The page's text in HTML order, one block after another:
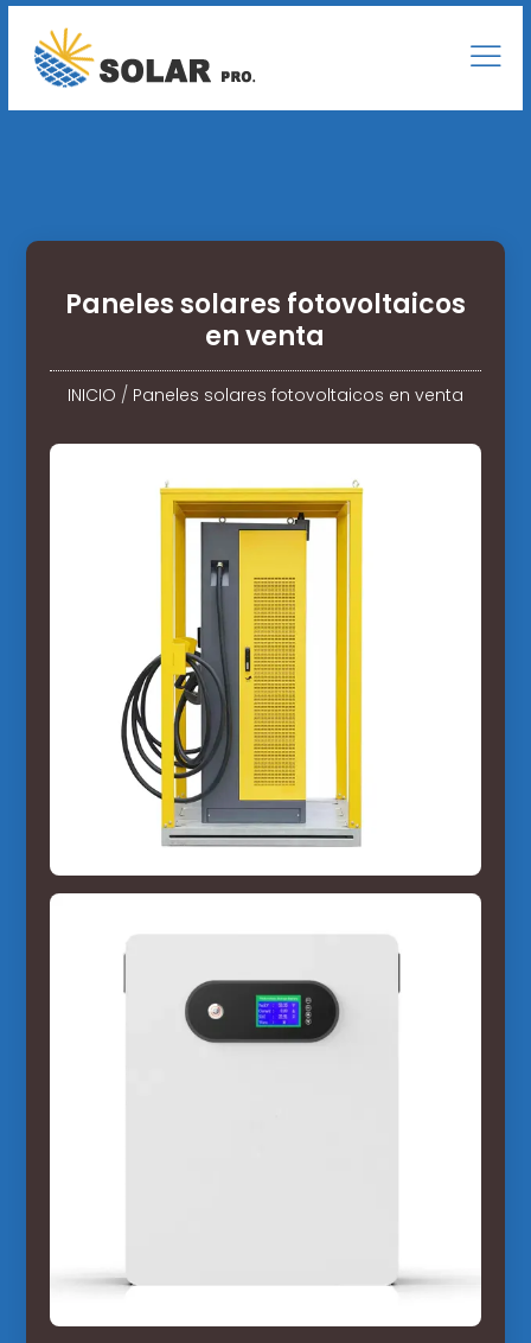
Paneles solares fotovoltaicos
en venta
INICIO / Paneles solares fotovoltaicos en venta